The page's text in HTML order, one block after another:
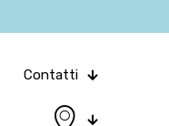
Contatti